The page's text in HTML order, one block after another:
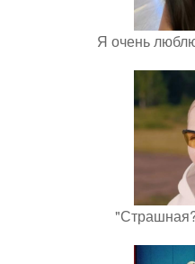
Я очень